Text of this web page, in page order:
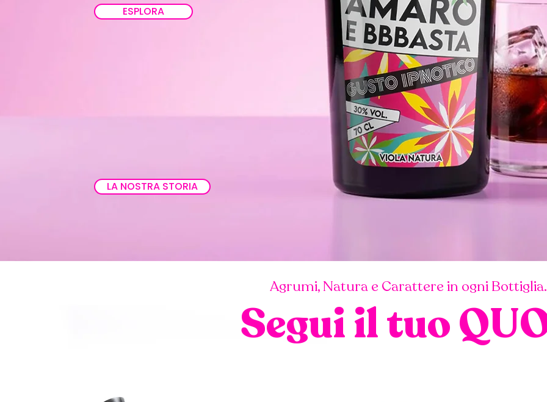
ESPLORA
LA NOSTRA STORIA
Agrumi, Natura e Carattere in ogni
Segui il tuo